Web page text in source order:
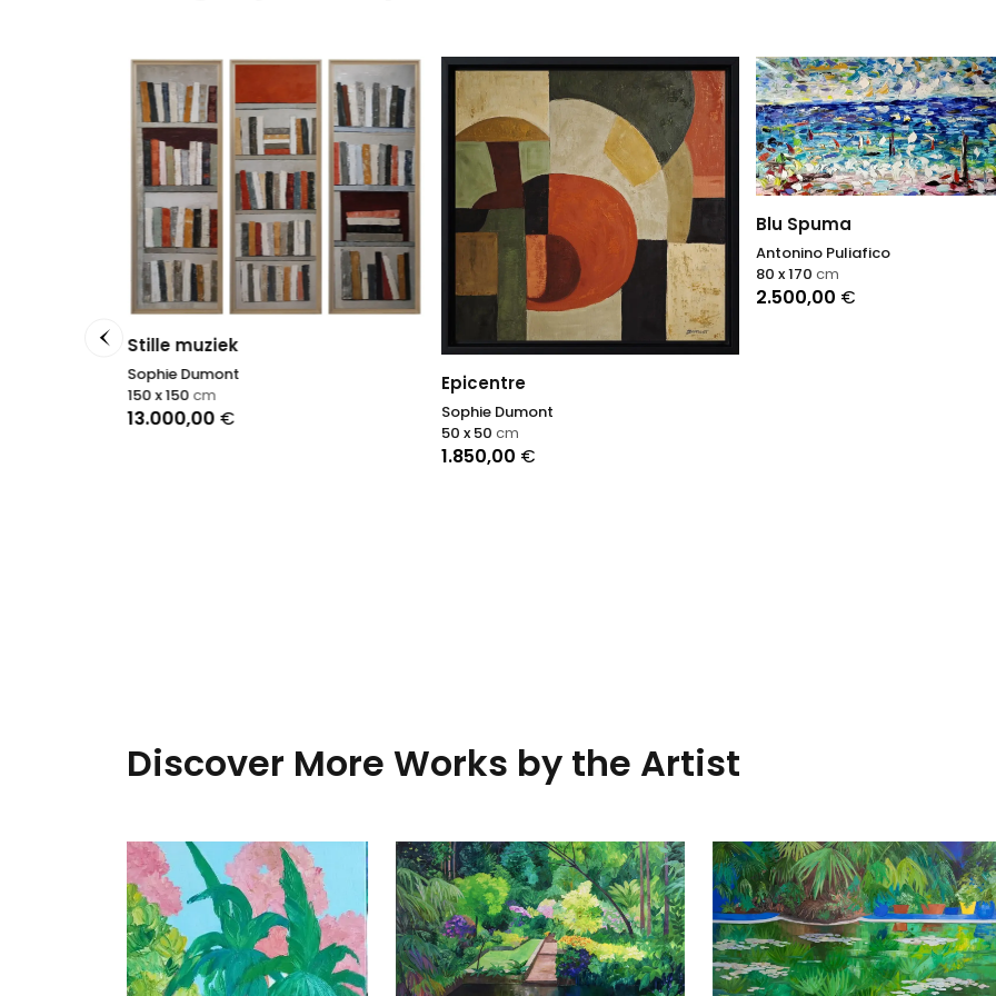
Stille muziek
Sophie Dumont
13.000,00 €
150 x 150 cm
Epicentre
Sophie Dumont
1.850,00 €
50 x 50 cm
Blu Spuma
Antonino Puliafico
2.500,00 €
80 x 170 cm
Discover More Works by the Artist